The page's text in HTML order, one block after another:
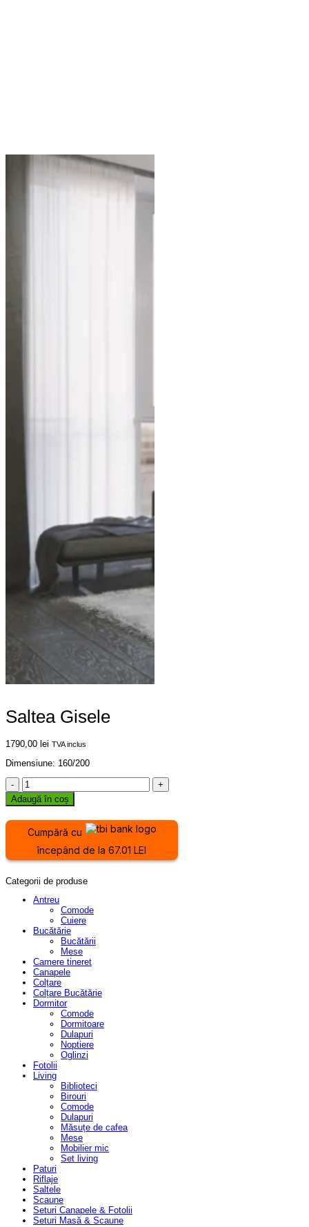
Saltea Gisele
1790,00 lei TVA inclus
Dimensiune: 160/200
Cantitate
Saltea
Gisele
Adaugă în coș
Cumpără cu
începând de la 67.01 LEI
Categorii de produse
Antreu
Comode
Cuiere
Bucătărie
Bucătării
Mese
Camere tineret
Canapele
Colțare
Colțare Bucătărie
Dormitor
Comode
Dormitoare
Dulapuri
Noptiere
Oglinzi
Fotolii
Living
Biblioteci
Birouri
Comode
Dulapuri
Măsuțe de cafea
Mese
Mobilier mic
Set living
Paturi
Riflaje
Saltele
Scaune
Seturi Canapele & Fotolii
Seturi Masă & Scaune